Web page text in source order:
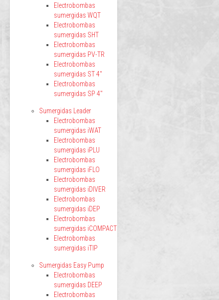
Electrobombas
sumergidas WQT
Electrobombas
sumergidas SHT
Electrobombas
sumergidas PV-TR
Electrobombas
sumergidas ST 4"
Electrobombas
sumergidas SP 4"
Sumergidas Leader
Electrobombas
sumergidas iWAT
Electrobombas
sumergidas iPLU
Electrobombas
sumergidas iFLO
Electrobombas
sumergidas iDIVER
Electrobombas
sumergidas iDEP
Electrobombas
sumergidas iCOMPACT
Electrobombas
sumergidas iTIP
Sumergidas Easy Pump
Electrobombas
sumergidas DEEP
Electrobombas